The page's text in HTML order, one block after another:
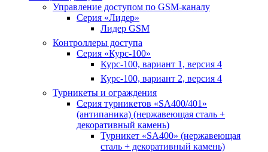
Управление доступом по GSM-каналу
Серия «Лидер»
Лидер GSM
Контроллеры доступа
Серия «Курс-100»
Курс-100, вариант 1, версия 4
Курс-100, вариант 2, версия 4
Турникеты и ограждения
Серия турникетов «SA400/401»
(антипаника) (нержавеющая сталь +
декоративный камень)
Турникет «SA400» (нержавеющая
сталь + декоративный камень)